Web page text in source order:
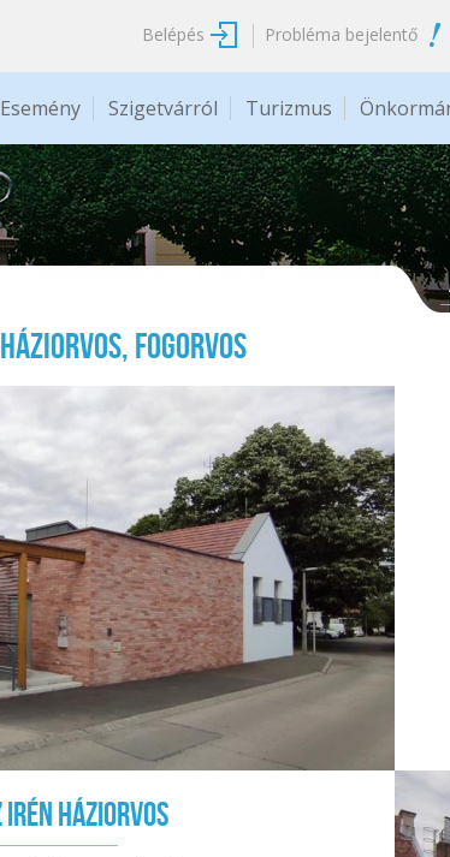
Belépés Probléma bejelentő
Esemény Szigetvárról Turizmus
fogorvos
Irén háziorvos